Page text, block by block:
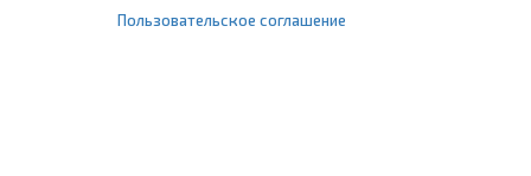
Пользовательское соглашение